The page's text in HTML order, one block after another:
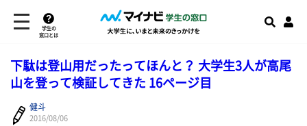
学生の
窓口とは
下駄は登山用だったってほんと？ 大学生3人が高尾
山を登って検証してきた 16ページ目
健斗
2016/08/06